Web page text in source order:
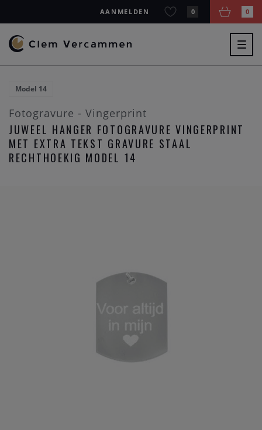
AANMELDEN 0 0
Model 14
Fotogravure - Vingerprint
JUWEEL HANGER FOTOGRAVURE VINGERPRINT
MET EXTRA TEKST GRAVURE STAAL
RECHTHOEKIG MODEL 14